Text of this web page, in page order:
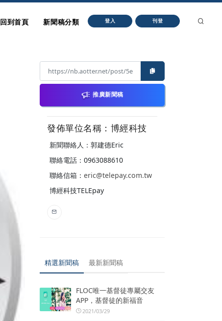
回到首頁 新聞稿分類 登入 刊登
推廣新聞稿
發佈單位名稱：博經科技
新聞聯絡人：郭建德Eric
聯絡電話：0963088610
聯絡信箱： eric@telepay.com.tw
博經科技TELEpay
精選新聞稿 最新新聞稿
FLOC唯一基督徒專屬交友
APP，基督徒的新福音
2021/03/29